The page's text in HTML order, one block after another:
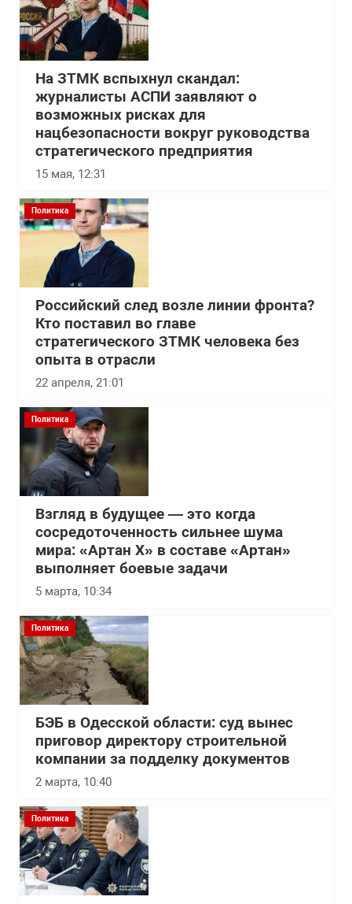
На ЗТМК вспыхнул скандал:
журналисты АСПИ заявляют о
возможных рисках для
нацбезопасности вокруг руководства
стратегического предприятия
15 мая, 12:31
Политика
Российский след возле линии фронта?
Кто поставил во главе
стратегического ЗТМК человека без
опыта в отрасли
22 апреля, 21:01
Политика
Взгляд в будущее — это когда
сосредоточенность сильнее шума
мира: «Артан Х» в составе «Артан»
выполняет боевые задачи
5 марта, 10:34
Политика
БЭБ в Одесской области: суд вынес
приговор директору строительной
компании за подделку документов
2 марта, 10:40
Политика